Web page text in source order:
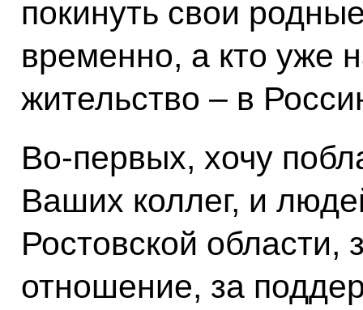
покинуть свои
временно, а кто уже
жительство – в
Во‑первых, хочу
Ваших коллег, и
Ростовской области,
отношение, за